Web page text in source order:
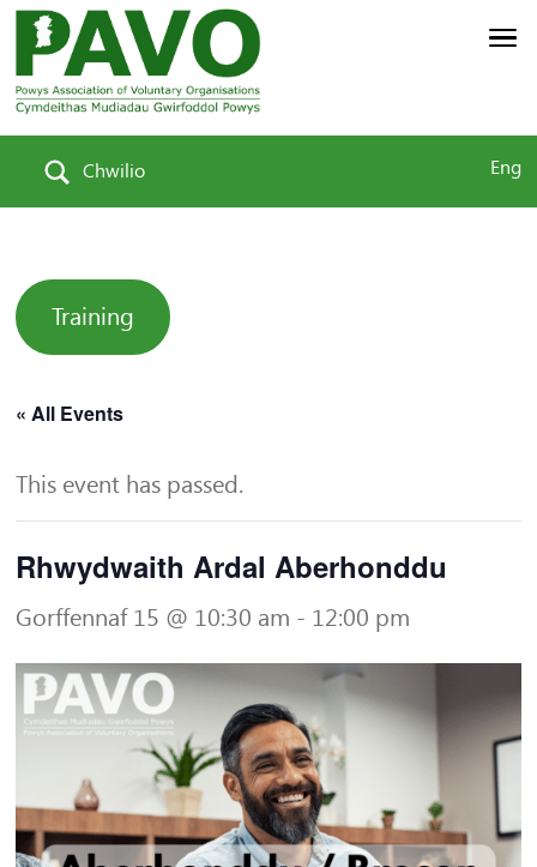
Chwilio Eng
Training
« All Events
This event has passed.
Rhwydwaith Ardal Aberhonddu
Gorffennaf 15 @ 10:30 am - 12:00 pm